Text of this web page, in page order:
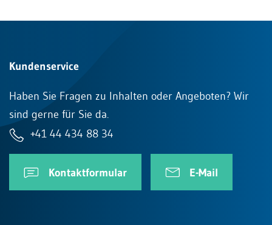
Kundenservice
Haben Sie Fragen zu Inhalten oder Angeboten? Wir
sind gerne für Sie da.
+41 44 434 88 34
Kontaktformular E-Mail